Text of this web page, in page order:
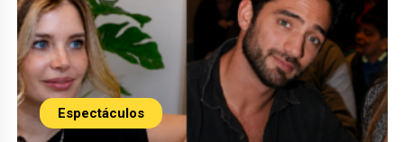
Espectáculos